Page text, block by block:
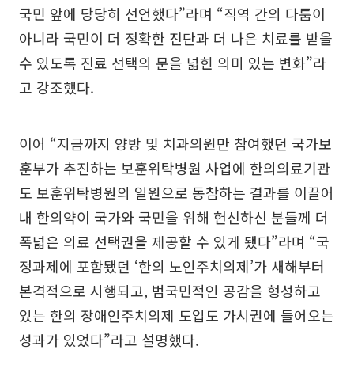
국민 앞에 당당히 선언했다”라며 “직역 간의 다툼이
아니라 국민이 더 정확한 진단과 더 나은 치료를 받을
수 있도록 진료 선택의 문을 넓힌 의미 있는 변화”라
고 강조했다.
이어 “지금까지 양방 및 치과의원만 참여했던 국가보
훈부가 추진하는 보훈위탁병원 사업에 한의의료기관
도 보훈위탁병원의 일원으로 동참하는 결과를 이끌어
내 한의약이 국가와 국민을 위해 헌신하신 분들께 더
폭넓은 의료 선택권을 제공할 수 있게 됐다”라며 “국
정과제에 포함됐던 ‘한의 노인주치의제’가 새해부터
본격적으로 시행되고, 범국민적인 공감을 형성하고
있는 한의 장애인주치의제 도입도 가시권에 들어오는
성과가 있었다”라고 설명했다.